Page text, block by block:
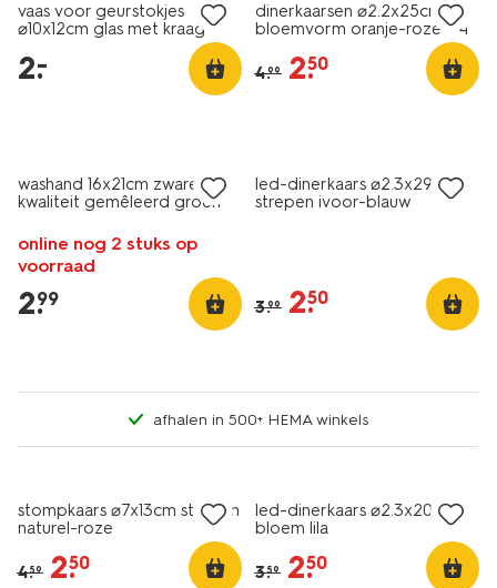
vaas voor geurstokjes
⌀10x12cm glas met kraag
2.
–
dinerkaarsen ⌀2.2x25cm
bloemvorm oranje-roze - 4
4.99 2.
50
washand 16x21cm zware
kwaliteit gemêleerd groen
online nog 2 stuks op
voorraad
2.
99
led-dinerkaars ⌀2.3x29cm
strepen ivoor-blauw
3.99 2.
50
afhalen in 500+ HEMA winkels
stompkaars ⌀7x13cm strepen
naturel-roze
4.59 2.
50
led-dinerkaars ⌀2.3x20cm
bloem lila
3.59 2.
50